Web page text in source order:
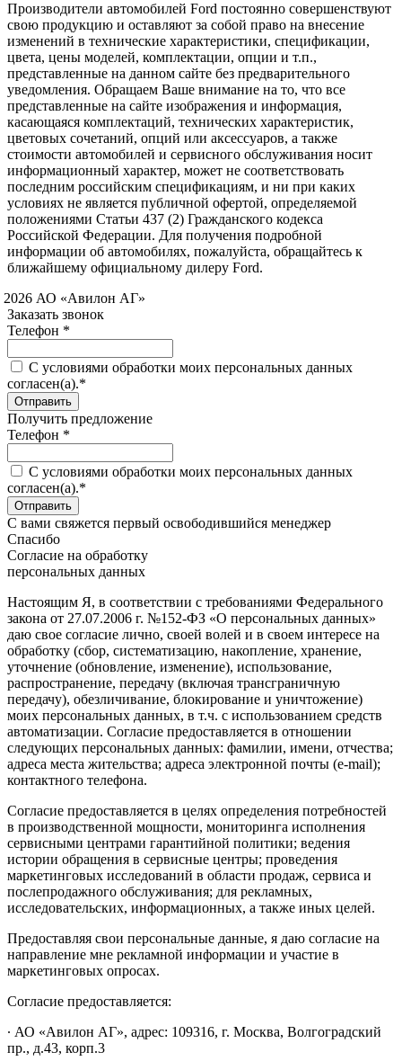
Производители автомобилей Ford постоянно совершенствуют
свою продукцию и оставляют за собой право на внесение
изменений в технические характеристики, спецификации,
цвета, цены моделей, комплектации, опции и т.п.,
представленные на данном сайте без предварительного
уведомления. Обращаем Ваше внимание на то, что все
представленные на сайте изображения и информация,
касающаяся комплектаций, технических характеристик,
цветовых сочетаний, опций или аксессуаров, а также
стоимости автомобилей и сервисного обслуживания носит
информационный характер, может не соответствовать
последним российским спецификациям, и ни при каких
условиях не является публичной офертой, определяемой
положениями Статьи 437 (2) Гражданского кодекса
Российской Федерации. Для получения подробной
информации об автомобилях, пожалуйста, обращайтесь к
ближайшему официальному дилеру Ford.
АО «Авилон АГ»
Заказать звонок
Телефон *
C условиями обработки моих персональных данных
согласен(а).*
Получить предложение
Телефон *
C условиями обработки моих персональных данных
согласен(а).*
С вами свяжется первый освободившийся менеджер
Спасибо
Согласие на обработку
персональных данных
Настоящим Я, в соответствии с требованиями Федерального
закона от 27.07.2006 г. №152-ФЗ «О персональных данных»
даю свое согласие лично, своей волей и в своем интересе на
обработку (сбор, систематизацию, накопление, хранение,
уточнение (обновление, изменение), использование,
распространение, передачу (включая трансграничную
передачу), обезличивание, блокирование и уничтожение)
моих персональных данных, в т.ч. с использованием средств
автоматизации. Согласие предоставляется в отношении
следующих персональных данных: фамилии, имени, отчества;
адреса места жительства; адреса электронной почты (e-mail);
контактного телефона.
Согласие предоставляется в целях определения потребностей
в производственной мощности, мониторинга исполнения
сервисными центрами гарантийной политики; ведения
истории обращения в сервисные центры; проведения
маркетинговых исследований в области продаж, сервиса и
послепродажного обслуживания; для рекламных,
исследовательских, информационных, а также иных целей.
Предоставляя свои персональные данные, я даю согласие на
направление мне рекламной информации и участие в
маркетинговых опросах.
Согласие предоставляется:
∙ АО «Авилон АГ», адрес: 109316, г. Москва, Волгоградский
пр., д.43, корп.3